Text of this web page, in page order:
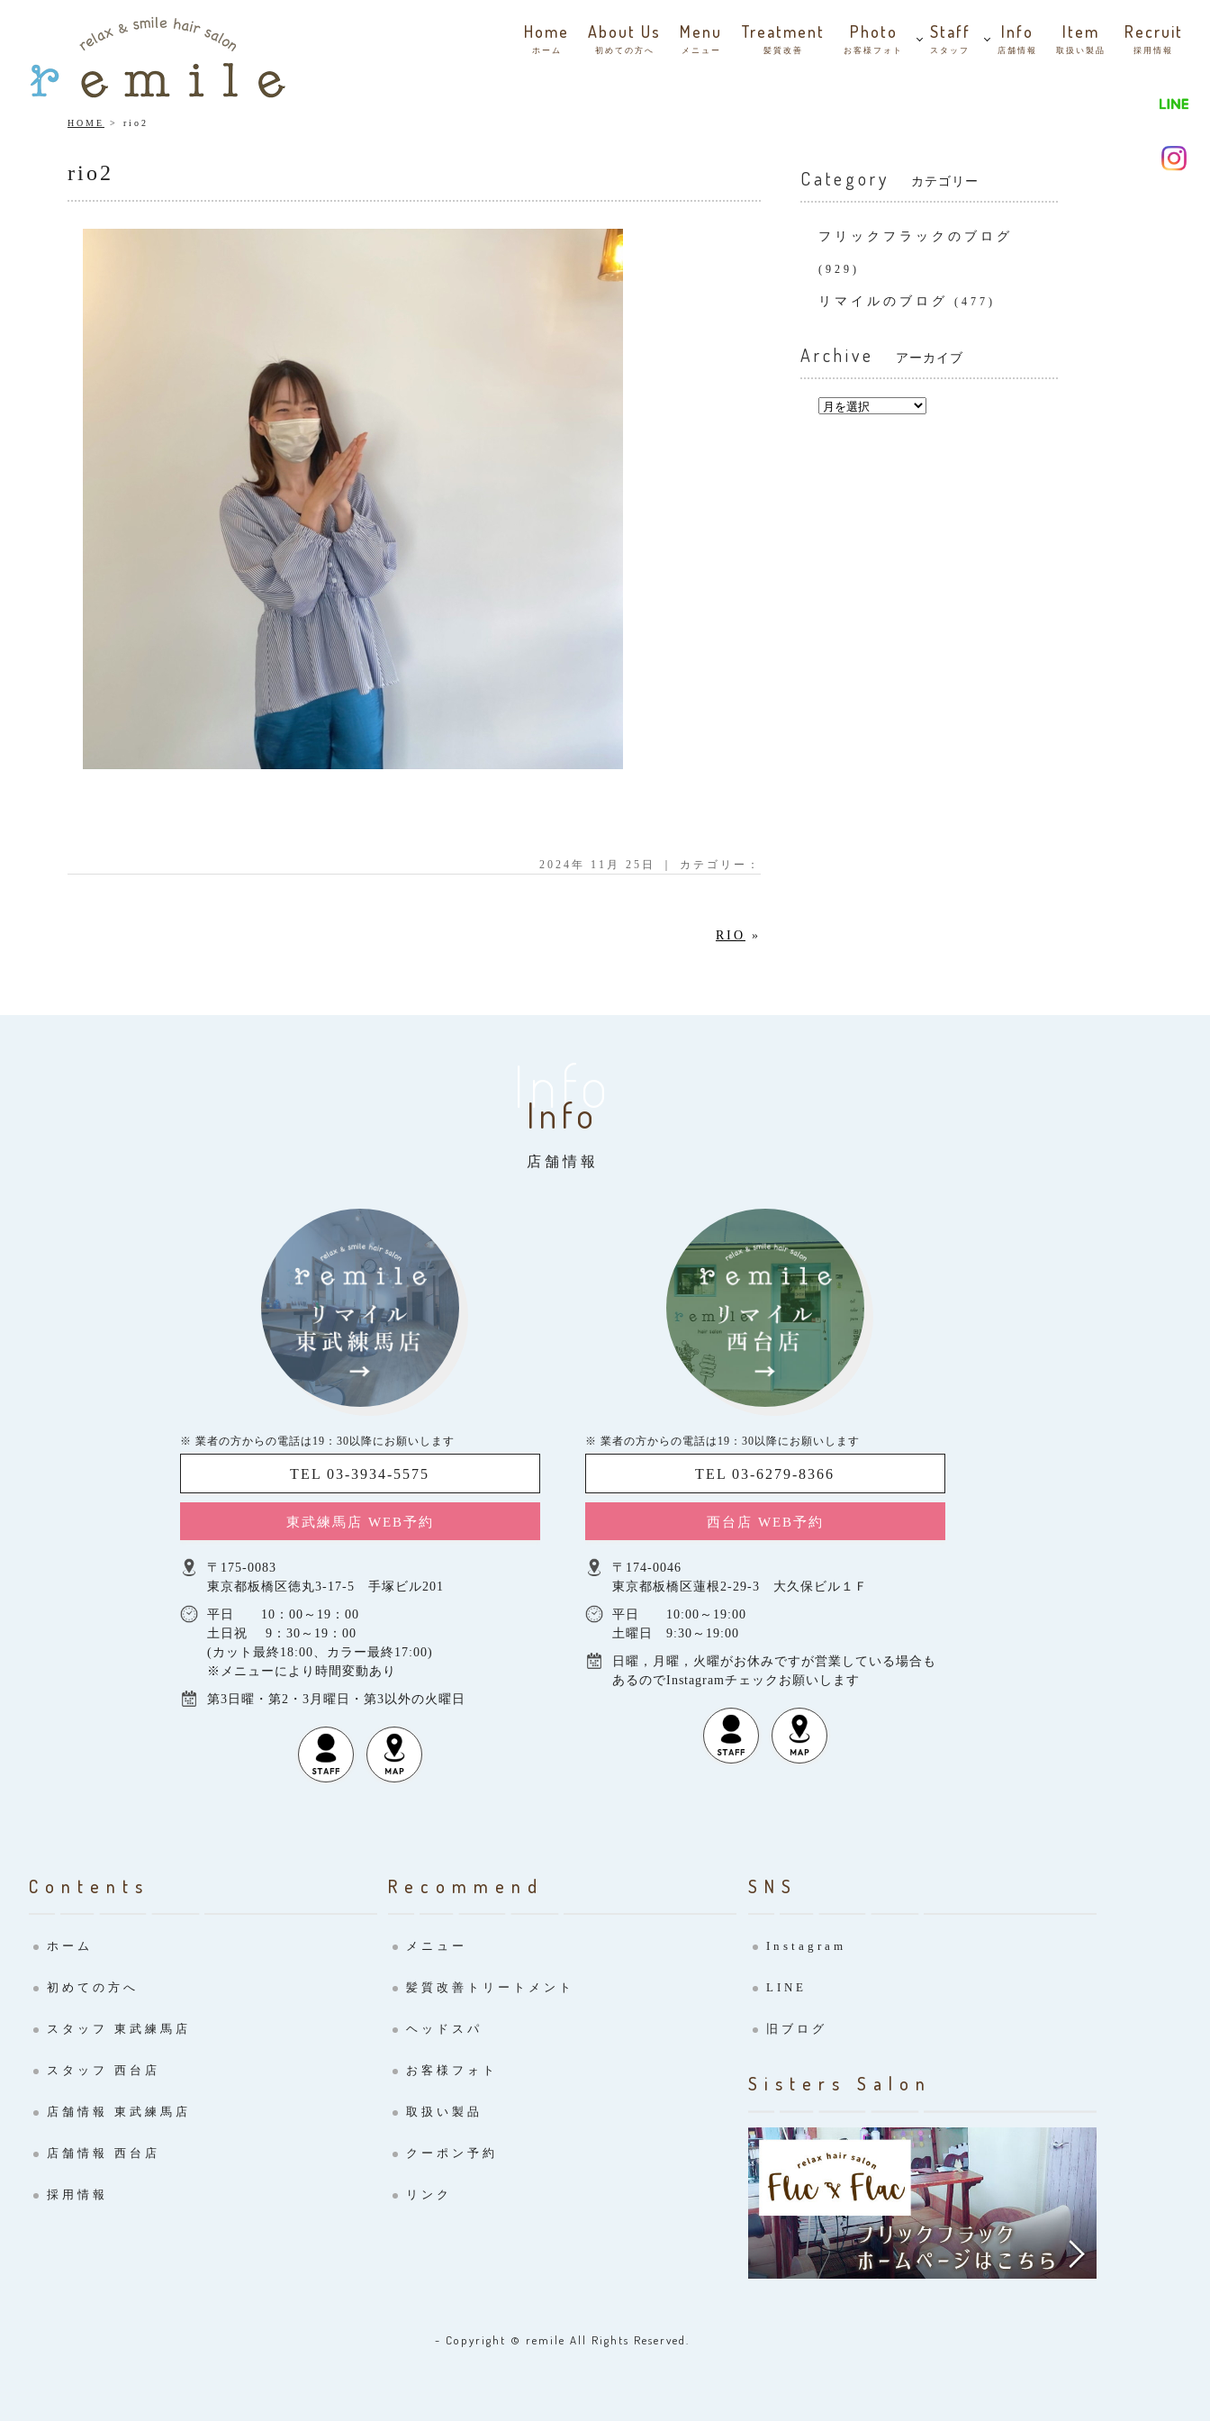
Home
ホーム
About Us
初めての方へ
Menu
メニュー
Treatment
髪質改善
Photo
お客様フォト
Staff
スタッフ
Info
店舗情報
Item
取扱い製品
Recruit
採用情報
HOME rio2
rio2
2024年 11月 25日 ｜ カテゴリー：
RIO »
Category カテゴリー
フリックフラックのブログ
(929)
リマイルのブログ (477)
Archive アーカイブ
Info
Info
店舗情報
※ 業者の方からの電話は19：30以降にお願いします
TEL 03-3934-5575
東武練馬店 WEB予約
〒175-0083
東京都板橋区徳丸3-17-5 手塚ビル201
平日 10：00～19：00
土日祝 9：30～19：00
(カット最終18:00、カラー最終17:00)
※メニューにより時間変動あり
第3日曜・第2・3月曜日・第3以外の火曜日
※ 業者の方からの電話は19：30以降にお願いします
TEL 03-6279-8366
西台店 WEB予約
〒174-0046
東京都板橋区蓮根2-29-3 大久保ビル１Ｆ
平日 10:00～19:00
土曜日 9:30～19:00
日曜，月曜，火曜がお休みですが営業している場合も
あるのでInstagramチェックお願いします
Contents
ホーム
初めての方へ
スタッフ 東武練馬店
スタッフ 西台店
店舗情報 東武練馬店
店舗情報 西台店
採用情報
Recommend
メニュー
髪質改善トリートメント
ヘッドスパ
お客様フォト
取扱い製品
クーポン予約
リンク
SNS
Instagram
LINE
旧ブログ
Sisters Salon
- Copyright © remile All Rights Reserved.